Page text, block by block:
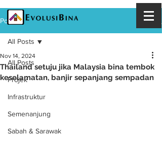
Post
All Posts
Projek
Infrastruktur
Semenanjung
Sabah & Sarawak
All Posts
Thailand setuju jika Malaysia bina tembok
keselamatan, banjir sepanjang sempadan
Nov 14, 2024